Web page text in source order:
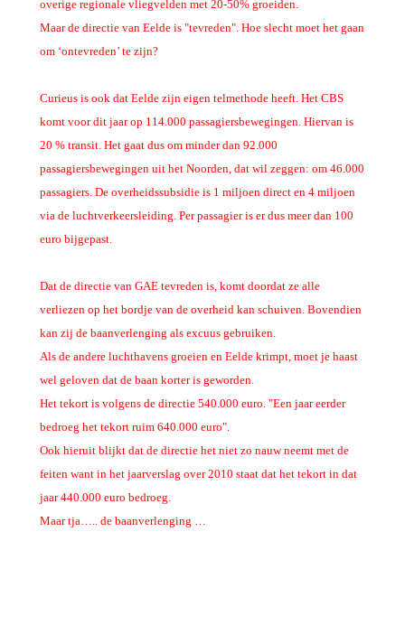
overige regionale vliegvelden met 20-50% groeiden.
Maar de directie van Eelde is "tevreden". Hoe slecht moet het gaan
om ‘ontevreden’ te zijn?
Curieus is ook dat Eelde zijn eigen telmethode heeft. Het CBS
komt voor dit jaar op 114.000 passagiersbewegingen. Hiervan is
20 % transit. Het gaat dus om minder dan 92.000
passagiersbewegingen uit het Noorden, dat wil zeggen: om 46.000
passagiers. De overheidssubsidie is 1 miljoen direct en 4 miljoen
via de luchtverkeersleiding. Per passagier is er dus meer dan 100
euro bijgepast.
Dat de directie van GAE tevreden is, komt doordat ze alle
verliezen op het bordje van de overheid kan schuiven. Bovendien
kan zij de baanverlenging als excuus gebruiken.
Als de andere luchthavens groeien en Eelde krimpt, moet je haast
wel geloven dat de baan korter is geworden.
Het tekort is volgens de directie 540.000 euro. "Een jaar eerder
bedroeg het tekort ruim 640.000 euro".
Ook hieruit blijkt dat de directie het niet zo nauw neemt met de
feiten want in het jaarverslag over 2010 staat dat het tekort in dat
jaar 440.000 euro bedroeg.
Maar tja….. de baanverlenging …